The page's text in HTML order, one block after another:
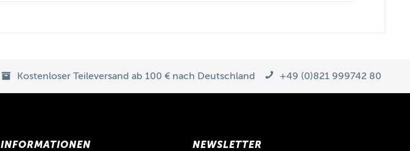
Kostenloser Teileversand ab 100 € nach Deutschland +49 (0)821 999742 80
INFORMATIONEN NEWSLETTER